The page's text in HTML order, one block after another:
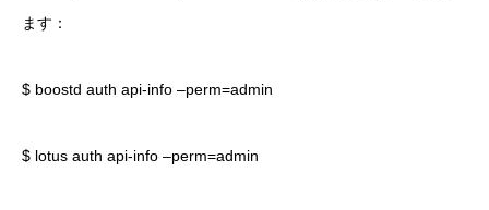
ます：
$ boostd auth api-info –perm=admin
$ lotus auth api-info –perm=admin